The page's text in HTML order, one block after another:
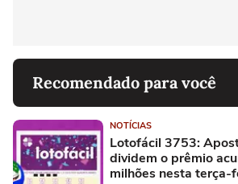
Recomendado para você
NOTÍCIAS
Lotofácil 3753:
dividem o prêmio
milhões nesta terça-